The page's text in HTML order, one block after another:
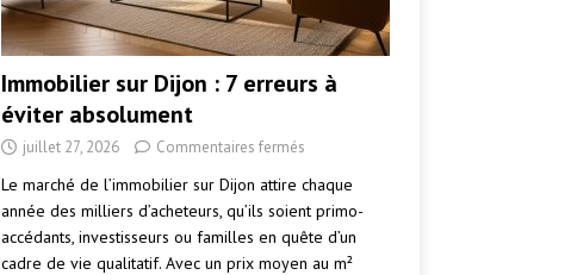
Immobilier sur Dijon : 7 erreurs à
éviter absolument
juillet 27, 2026 Commentaires fermés
Le marché de l’immobilier sur Dijon attire chaque
année des milliers d’acheteurs, qu’ils soient primo-
accédants, investisseurs ou familles en quête d’un
cadre de vie qualitatif. Avec un prix moyen au m²